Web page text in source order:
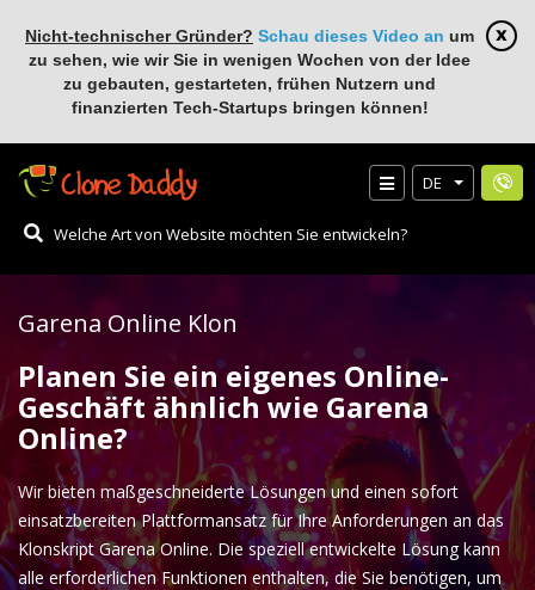
Nicht-technischer Gründer? Schau dieses Video an um
zu sehen, wie wir Sie in wenigen Wochen von der Idee
zu gebauten, gestarteten, frühen Nutzern und
finanzierten Tech-Startups bringen können!
DE
Garena Online Klon
Planen Sie ein eigenes Online-
Geschäft ähnlich wie Garena
Online?
Wir bieten maßgeschneiderte Lösungen und einen sofort
einsatzbereiten Plattformansatz für Ihre Anforderungen an das
Klonskript Garena Online. Die speziell entwickelte Lösung kann
alle erforderlichen Funktionen enthalten, die Sie benötigen, um